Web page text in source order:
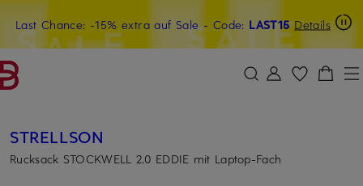
ZUM HAUPTINHALT ÜBERSPRINGEN ZUM SUCHFELD ÜBERSPRINGEN
Last Chance: -15% extra auf Sale- Code: LAST15 Details
20€-Willkommensgutschein mit Beyond sichern
STRELLSON
Rucksack STOCKWELL 2.0 EDDIE mit Laptop-Fach